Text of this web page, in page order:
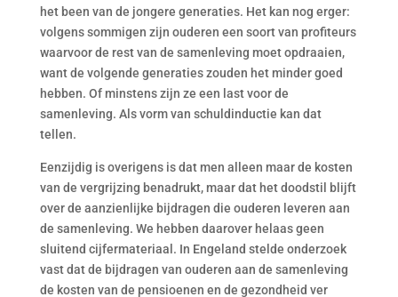
het been van de jongere generaties. Het kan nog erger:
volgens sommigen zijn ouderen een soort van profiteurs
waarvoor de rest van de samenleving moet opdraaien,
want de volgende generaties zouden het minder goed
hebben. Of minstens zijn ze een last voor de
samenleving. Als vorm van schuldinductie kan dat
tellen.
Eenzijdig is overigens is dat men alleen maar de kosten
van de vergrijzing benadrukt, maar dat het doodstil blijft
over de aanzienlijke bijdragen die ouderen leveren aan
de samenleving. We hebben daarover helaas geen
sluitend cijfermateriaal. In Engeland stelde onderzoek
vast dat de bijdragen van ouderen aan de samenleving
de kosten van de pensioenen en de gezondheid ver